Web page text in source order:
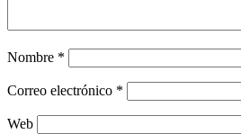
Nombre *
Correo electrónico *
Web